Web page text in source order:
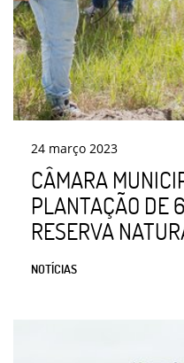
24 março 2023
CÂMARA
PLANTAÇÃO DE
RESERVA
NOTÍCIAS